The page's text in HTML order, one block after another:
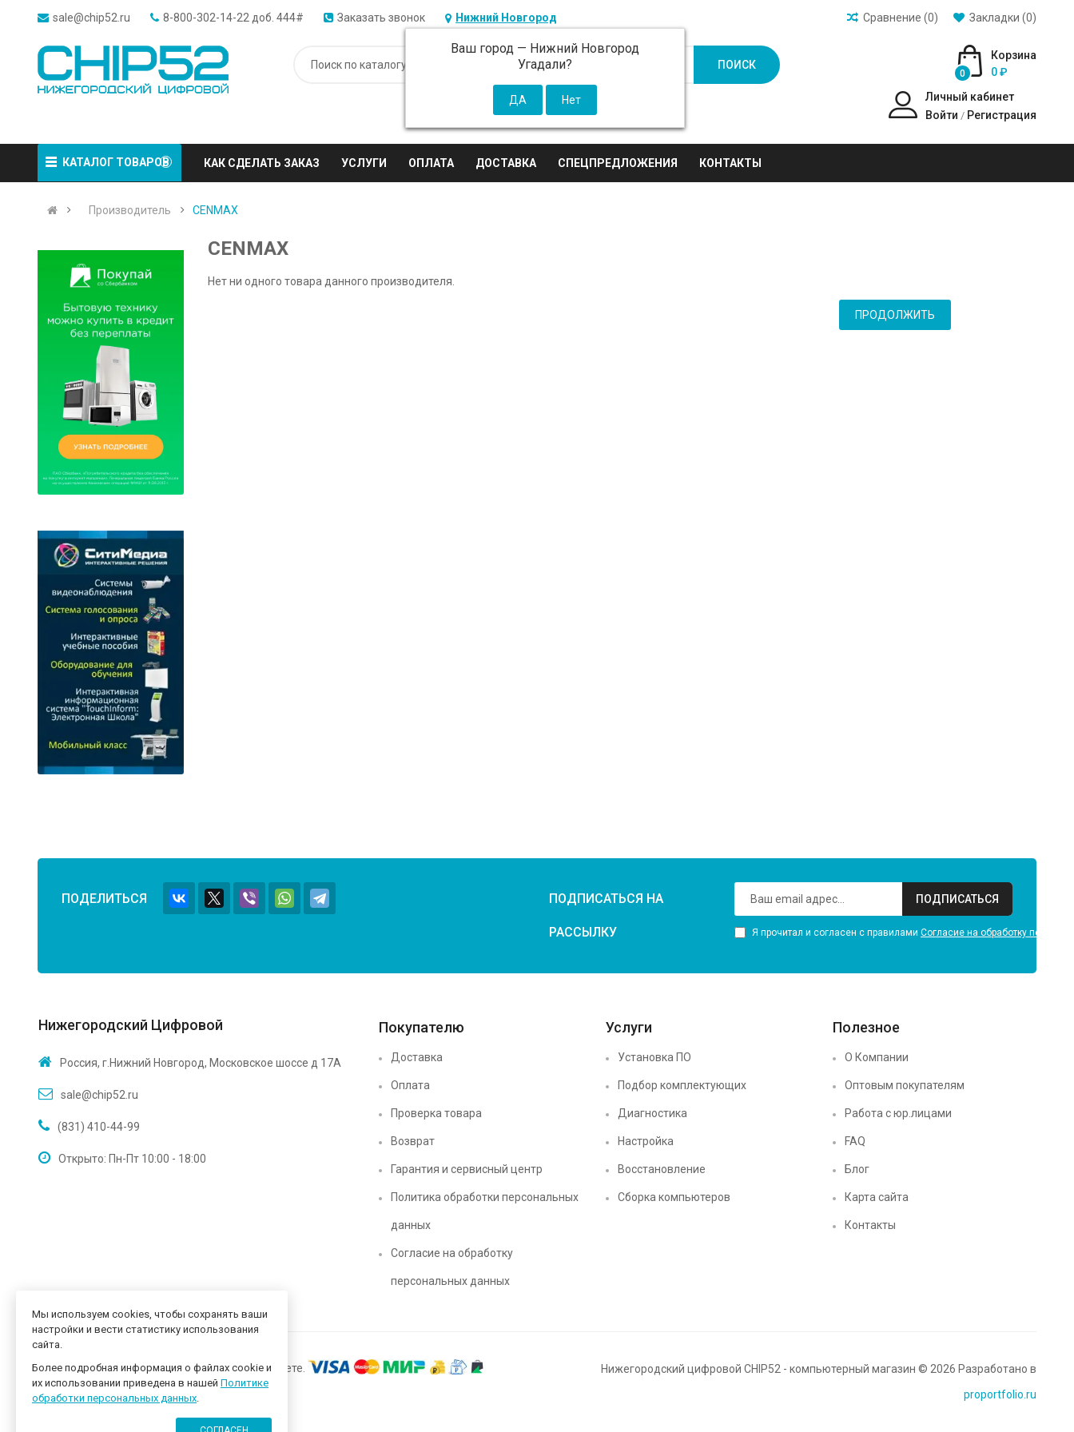
sale@chip52.ru 8-800-302-14-22 доб. 444# Заказать звонок Нижний Новгород
Ваш город — Нижний Новгород
Угадали?
Закладки (0)
Сравнение (0)
ПОИСК
Корзина
0
0 ₽
Личный кабинет
Войти / Регистрация
КАТАЛОГ ТОВАРОВ КАК СДЕЛАТЬ ЗАКАЗ УСЛУГИ ОПЛАТА ДОСТАВКА СПЕЦПРЕДЛОЖЕНИЯ КОНТАКТЫ
Производитель CENMAX
CENMAX
Нет ни одного товара данного производителя.
ПРОДОЛЖИТЬ
ПОДЕЛИТЬСЯ ПОДПИСАТЬСЯ НА
РАССЫЛКУ
ПОДПИСАТЬСЯ
Я прочитал и согласен с правилами Согласие на обработку
Нижегородский Цифровой
Россия, г.Нижний Новгород, Московское шоссе д 17А
sale@chip52.ru
(831) 410-44-99
Открыто: Пн-Пт 10:00 - 18:00
Покупателю
Доставка
Оплата
Проверка товара
Возврат
Гарантия и сервисный центр
Политика обработки персональных
данных
Согласие на обработку
персональных данных
Услуги
Установка ПО
Подбор комплектующих
Диагностика
Настройка
Восстановление
Сборка компьютеров
Полезное
О Компании
Оптовым покупателям
Работа с юр.лицами
FAQ
Блог
Карта сайта
Контакты
Нижегородский цифровой CHIP52 - компьютерный магазин © 2026 Разработано в
proportfolio.ru
Мы используем cookies, чтобы сохранять ваши
настройки и вести статистику использования
сайта.
Более подробная информация о файлах cookie и
их использовании приведена в нашей Политике
обработки персональных данных.